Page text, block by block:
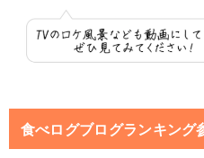
食べログブログランキング